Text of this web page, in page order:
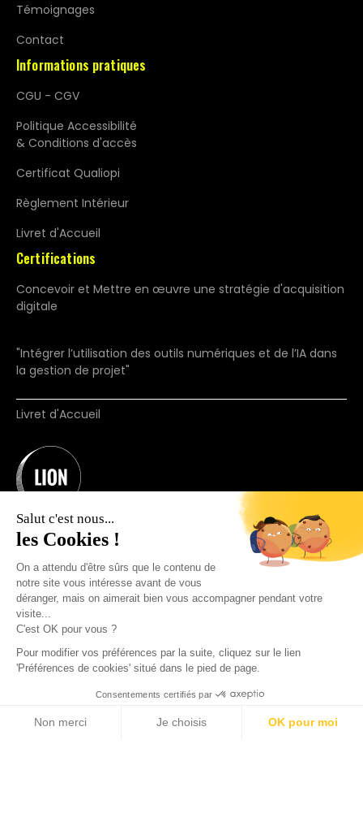
Témoignages
Contact
Informations pratiques
CGU - CGV
Politique Accessibilité
& Conditions d'accès
Certificat Qualiopi
Règlement Intérieur
Livret d'Accueil
Certifications
Concevoir et Mettre en œuvre une stratégie d'acquisition
digitale
"Intégrer l’utilisation des outils numériques et de l’IA dans
la gestion de projet"
Livret d'Accueil
Organisme de formation N°11755660875.
(ne vaut pas agrément)
© 2025 Join Lion. Tous droits réservés.
Salut c'est nous...
les Cookies !
On a attendu d'être sûrs que le contenu de
notre site vous intéresse avant de vous
déranger, mais on aimerait bien vous accompagner pendant votre
visite...
C'est OK pour vous ?
Pour modifier vos préférences par la suite, cliquez sur le lien
'Préférences de cookies' situé dans le pied de page.
Consentements certifiés par
Non merci Je choisis OK pour moi